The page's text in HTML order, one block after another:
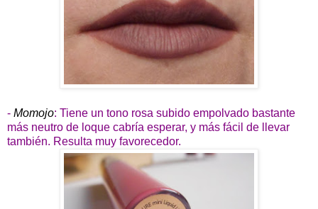
- Momojo: Tiene un tono rosa subido empolvado bastante
más neutro de loque cabría esperar, y más fácil de llevar
también. Resulta muy favorecedor.